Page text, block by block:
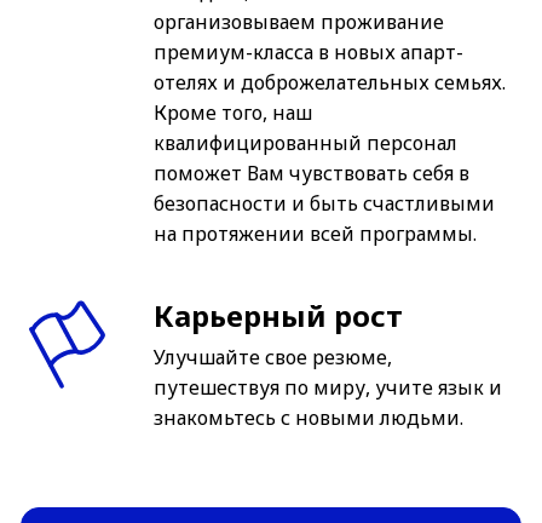
организовываем проживание
премиум-класса в новых апарт-
отелях и доброжелательных семьях.
Кроме того, наш
квалифицированный персонал
поможет Вам чувствовать себя в
безопасности и быть счастливыми
на протяжении всей программы.
Карьерный рост
Улучшайте свое резюме,
путешествуя по миру, учите язык и
знакомьтесь с новыми людьми.